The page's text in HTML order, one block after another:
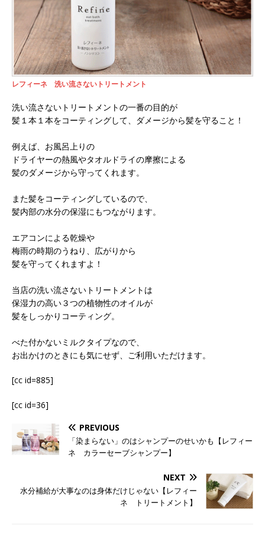
レフィーネ 洗い流さないトリートメント
洗い流さないトリートメントの一番の目的が
髪１本１本をコーティングして、ダメージから髪を守ること！
例えば、お風呂上りの
ドライヤーの熱風やタオルドライの摩擦による
髪のダメージから守ってくれます。
また髪をコーティングしているので、
髪内部の水分の保湿にもつながります。
エアコンによる乾燥や
梅雨の時期のうねり、広がりから
髪を守ってくれますよ！
当店の洗い流さないトリートメントは
保湿力の高い３つの植物性のオイルが
髪をしっかりコーティング。
べた付かないミルクタイプなので、
お出かけのときにも気にせず、ご利用いただけます。
[cc id=885]
[cc id=36]
PREVIOUS
「染まらない」のはシャンプーのせいかも【レフィー
ネ カラーセーブシャンプー】
NEXT
水分補給が大事なのは身体だけじゃない【レフィー
ネ トリートメント】